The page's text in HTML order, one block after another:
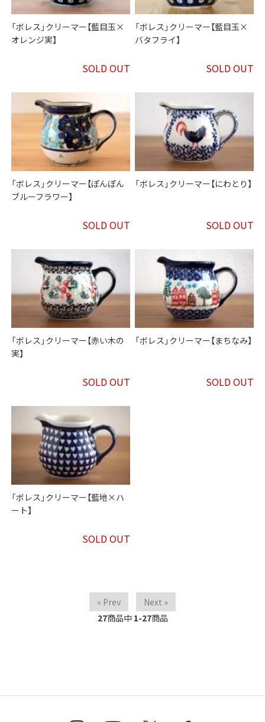
「ボレス」クリーマー【藍目玉×
オレンジ実】
SOLD OUT
「ボレス」クリーマー【藍目玉×
バタフライ】
SOLD OUT
「ボレス」クリーマー【ぽんぽん
ブルーフラワー】
SOLD OUT
「ボレス」クリーマー【にわとり】
SOLD OUT
「ボレス」クリーマー【赤い木の
実】
SOLD OUT
「ボレス」クリーマー【まちなみ】
SOLD OUT
「ボレス」クリーマー【藍地×ハ
ート】
SOLD OUT
« Prev
Next »
27商品中 1-27商品